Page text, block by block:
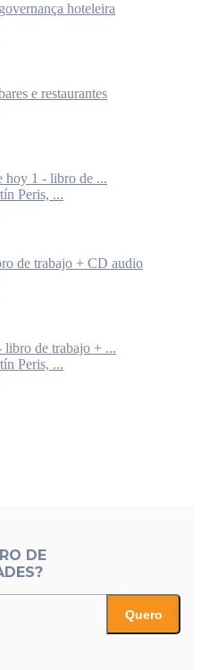
hoteleira
e restaurantes
hoy 1 - libro de ...
Peris, ...
de trabajo + CD audio
libro de trabajo + ...
Peris, ...
DE
Quero